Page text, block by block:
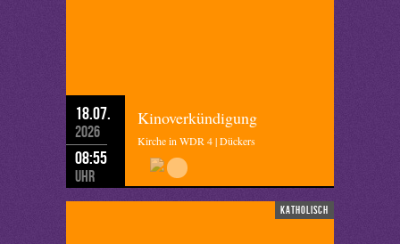
18.07.
2026
08:55
Uhr
Kinoverkündigung
Kirche in WDR 4 | Dückers
katholisch